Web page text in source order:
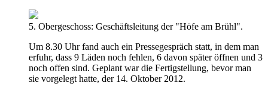
5. Obergeschoss: Geschäftsleitung der "Höfe am Brühl".
Um 8.30 Uhr fand auch ein Pressegespräch statt, in dem man
erfuhr, dass 9 Läden noch fehlen, 6 davon später öffnen und 3
noch offen sind. Geplant war die Fertigstellung, bevor man
sie vorgelegt hatte, der 14. Oktober 2012.